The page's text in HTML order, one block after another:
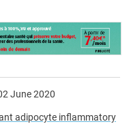
June 2020
adipocyte inflammatory